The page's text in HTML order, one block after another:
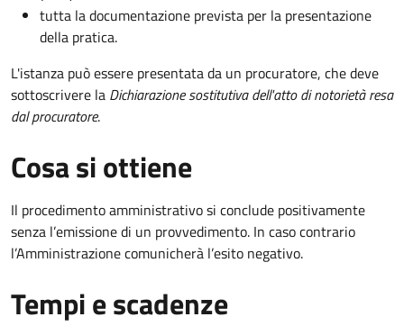
tutta la documentazione prevista per la presentazione
della pratica.
L'istanza può essere presentata da un procuratore, che deve
sottoscrivere la Dichiarazione sostitutiva dell'atto di notorietà resa
dal procuratore.
Cosa si ottiene
Il procedimento amministrativo si conclude positivamente
senza l’emissione di un provvedimento. In caso contrario
l’Amministrazione comunicherà l’esito negativo.
Tempi e scadenze